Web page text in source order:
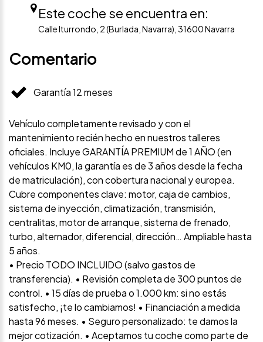
Este coche se encuentra en:
Calle Iturrondo, 2 (Burlada, Navarra), 31600 Navarra
Comentario
Garantía 12 meses
Vehículo completamente revisado y con el
mantenimiento recién hecho en nuestros talleres
oficiales. Incluye GARANTÍA PREMIUM de 1 AÑO (en
vehículos KM0, la garantía es de 3 años desde la fecha
de matriculación), con cobertura nacional y europea.
Cubre componentes clave: motor, caja de cambios,
sistema de inyección, climatización, transmisión,
centralitas, motor de arranque, sistema de frenado,
turbo, alternador, diferencial, dirección… Ampliable hasta
5 años.
• Precio TODO INCLUIDO (salvo gastos de
transferencia). • Revisión completa de 300 puntos de
control. • 15 días de prueba o 1.000 km: si no estás
satisfecho, ¡te lo cambiamos! • Financiación a medida
hasta 96 meses. • Seguro personalizado: te damos la
mejor cotización. • Aceptamos tu coche como parte de